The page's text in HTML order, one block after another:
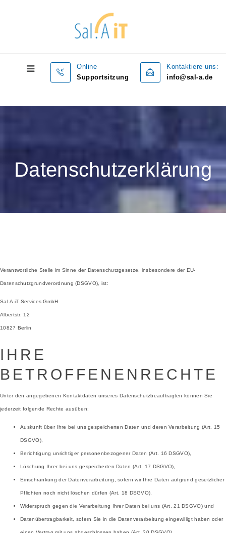
Online
Supportsitzung
Kontaktiere uns:
info@sal-a.de
Datenschutzerklärung
Verantwortliche Stelle im Sinne der Datenschutzgesetze, insbesondere der EU-
Datenschutzgrundverordnung (DSGVO), ist:
Sal.A iT Services GmbH
Albertstr. 12
10827 Berlin
IHRE
BETROFFENENRECHTE
Unter den angegebenen Kontaktdaten unseres Datenschutzbeauftragten können Sie
jederzeit folgende Rechte ausüben:
Auskunft über Ihre bei uns gespeicherten Daten und deren Verarbeitung (Art. 15
DSGVO),
Berichtigung unrichtiger personenbezogener Daten (Art. 16 DSGVO),
Löschung Ihrer bei uns gespeicherten Daten (Art. 17 DSGVO),
Einschränkung der Datenverarbeitung, sofern wir Ihre Daten aufgrund gesetzlicher
Pflichten noch nicht löschen dürfen (Art. 18 DSGVO),
Widerspruch gegen die Verarbeitung Ihrer Daten bei uns (Art. 21 DSGVO) und
Datenübertragbarkeit, sofern Sie in die Datenverarbeitung eingewilligt haben oder